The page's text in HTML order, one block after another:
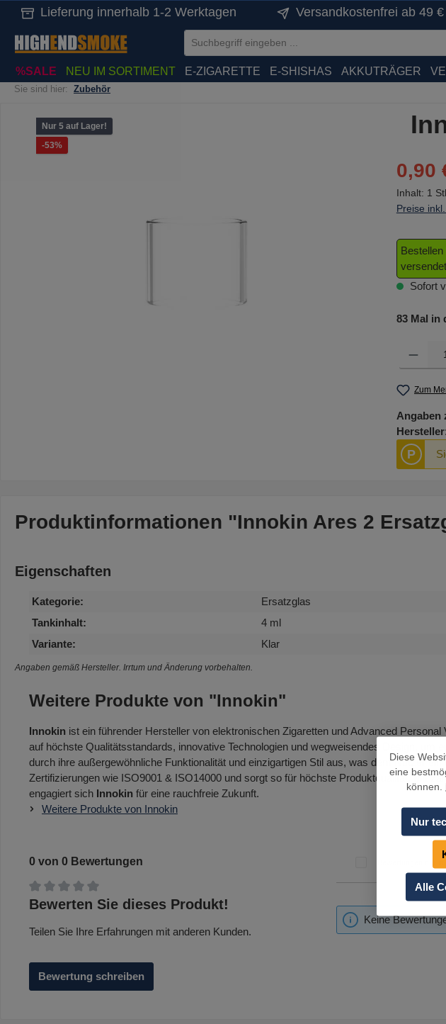
Zur Hauptnavigation springen
Lieferung innerhalb 1-2 Werktagen Versandkostenfrei ab 49 €
%SALE NEU IM SORTIMENT E-ZIGARETTE E-SHISHAS AKKUTRÄGER
Sie sind hier: Zubehör
Bildergalerie überspringen
Nur 5 auf Lager!
-53%Rabatt
0,90
Inhalt: 1
Preise
Sofort
83 Mal in
Zum
Angaben
P
Produktinformationen "Innokin Ares 2
Eigenschaften
Kategorie:
Ersatzglas
Tankinhalt:
4 ml
Variante:
Klar
Angaben gemäß Hersteller. Irrtum und Änderung vorbehalten.
Weitere Produkte von "Innokin"
Innokin ist ein führender Hersteller von elektronischen Zigaretten und Advanced
auf höchste Qualitätsstandards, innovative Technologien und wegweisendes Design, um
durch ihre außergewöhnliche Funktionalität und einzigartigen Stil aus, was dem Nutzer
Zertifizierungen wie ISO9001 & ISO14000 und sorgt so für höchste Produktqualität. Mit
engagiert sich Innokin für eine rauchfreie Zukunft.
Weitere Produkte von Innokin
0 von 0 Bewertungen
Durchschnittliche Bewertung von 0 von 5 Sternen
Bewerten Sie dieses Produkt!
Teilen Sie Ihre Erfahrungen mit anderen Kunden.
Bewertung schreiben
Bewertungen nur
Keine
Diese
eine
können.
Nur
Alle